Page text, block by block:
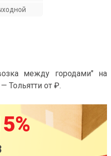
между городами" на
Тольятти от ₽.